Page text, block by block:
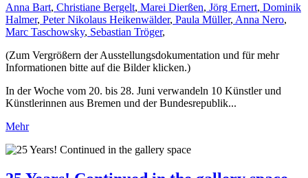
Anna Bart, Christiane Bergelt, Marei Dierßen, Jörg Ernert, Dominik
Halmer, Peter Nikolaus Heikenwälder, Paula Müller, Anna Nero,
Marc Taschowsky, Sebastian Tröger,
(Zum Vergrößern der Ausstellungsdokumentation und für mehr
Informationen bitte auf die Bilder klicken.)
In der Woche vom 20. bis 28. Juni verwandeln 10 Künstler und
Künstlerinnen aus Bremen und der Bundesrepublik...
Mehr